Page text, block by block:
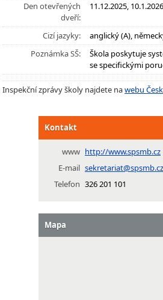
Den otevřených
dveří:
11.12.2025, 10.1.2026
Cizí jazyky:
anglický (A),
Poznámka SŠ:
Škola poskytuje
se specifickými
Inspekční zprávy školy najdete nawebu
Kontakt
www http://www.spsmb.cz
E-mail sekretariat@spsmb.cz
Telefon 326 201 101
Mapa